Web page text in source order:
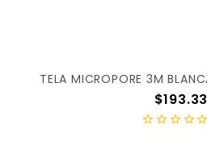
Precio
$193.33